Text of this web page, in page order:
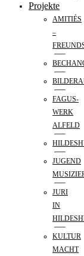
Projekte
AMITIÉS
–
FAGUS-
WERK
ALFELD
JUGEND
JURI
IN
KULTUR
MACHT